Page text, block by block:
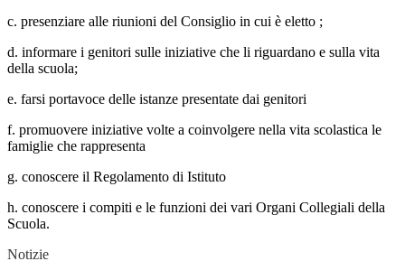
c. presenziare alle riunioni del Consiglio in cui è eletto ;
d. informare i genitori sulle iniziative che li riguardano e sulla vita
della scuola;
e. farsi portavoce delle istanze presentate dai genitori
f. promuovere iniziative volte a coinvolgere nella vita scolastica le
famiglie che rappresenta
g. conoscere il Regolamento di Istituto
h. conoscere i compiti e le funzioni dei vari Organi Collegiali della
Scuola.
Notizie